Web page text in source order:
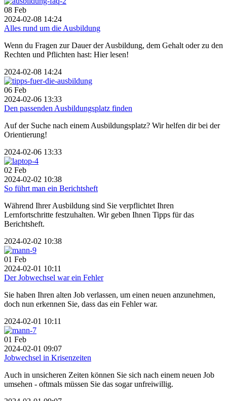
08 Feb
2024-02-08 14:24
Alles rund um die Ausbildung
Wenn du Fragen zur Dauer der Ausbildung, dem Gehalt oder zu den
Rechten und Pflichten hast: Hier lesen!
2024-02-08 14:24
06 Feb
2024-02-06 13:33
Den passenden Ausbildungsplatz finden
Auf der Suche nach einem Ausbildungsplatz? Wir helfen dir bei der
Orientierung!
2024-02-06 13:33
02 Feb
2024-02-02 10:38
So führt man ein Berichtsheft
Während Ihrer Ausbildung sind Sie verpflichtet Ihren
Lernfortschritte festzuhalten. Wir geben Ihnen Tipps für das
Berichtsheft.
2024-02-02 10:38
01 Feb
2024-02-01 10:11
Der Jobwechsel war ein Fehler
Sie haben Ihren alten Job verlassen, um einen neuen anzunehmen,
doch nun erkennen Sie, dass das ein Fehler war.
2024-02-01 10:11
01 Feb
2024-02-01 09:07
Jobwechsel in Krisenzeiten
Auch in unsicheren Zeiten können Sie sich nach einem neuen Job
umsehen - oftmals müssen Sie das sogar unfreiwillig.